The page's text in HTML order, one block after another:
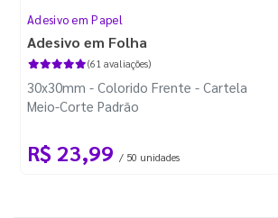
Adesivo em Papel
Adesivo em Folha
(61 avaliações)
30x30mm - Colorido Frente - Cartela
Meio-Corte Padrão
R$ 23,99 / 50 unidades